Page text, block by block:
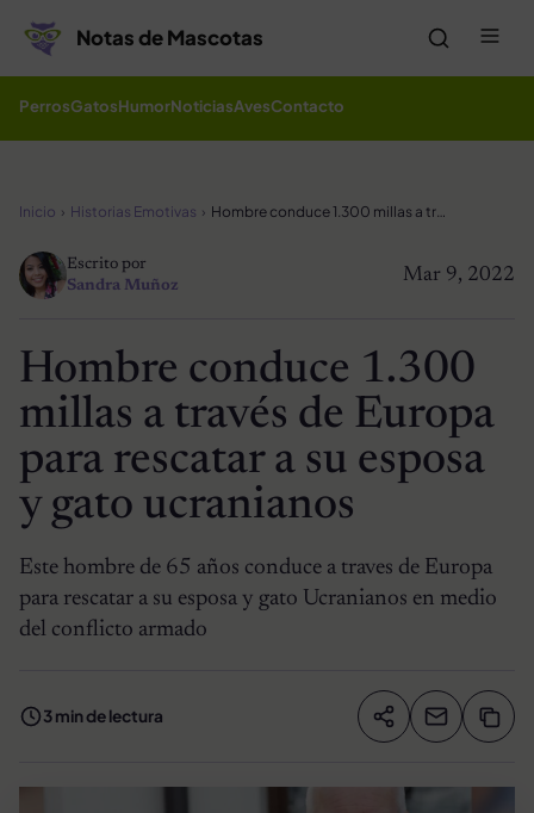
Notas de Mascotas
PerrosGatosHumorNoticiasAvesContacto
Inicio Historias Emotivas Hombre conduce 1.300 millas a través de Europa para rescatar a su esposa y gato ucranianos
Mar 9, 2022
Escrito por
Sandra Muñoz
Hombre conduce 1.300
millas a través de Europa
para rescatar a su esposa
y gato ucranianos
Este hombre de 65 años conduce a traves de Europa
para rescatar a su esposa y gato Ucranianos en medio
del conflicto armado
3 min de lectura Compartir